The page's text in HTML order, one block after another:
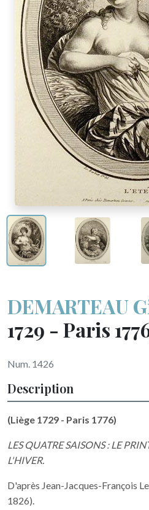
DEMARTEAU
1729 - Paris
Num. 1426
Description
(Liège 1729 - Paris 1776)
LES QUATRE SAISONS : LE
L'HIVER.
D'après Jean-Jacques-François
1826).